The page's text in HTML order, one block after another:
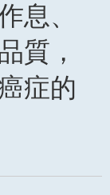
息、
質，
症的